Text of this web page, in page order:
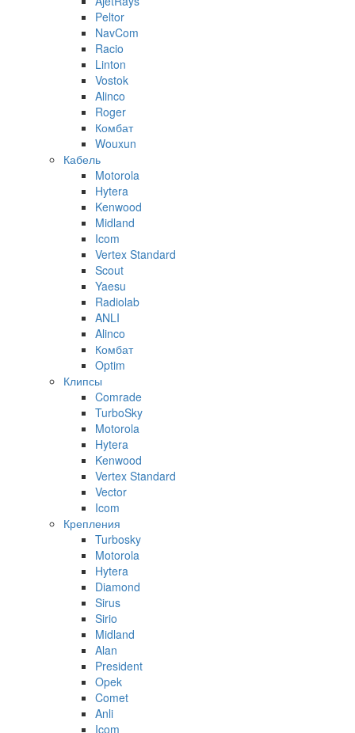
Peltor
NavCom
Racio
Linton
Vostok
Alinco
Roger
Комбат
Wouxun
Кабель
Motorola
Hytera
Kenwood
Midland
Icom
Vertex Standard
Scout
Yaesu
Radiolab
ANLI
Alinco
Комбат
Optim
Клипсы
Comrade
TurboSky
Motorola
Hytera
Kenwood
Vertex Standard
Vector
Icom
Крепления
Turbosky
Motorola
Hytera
Diamond
Sirus
Sirio
Midland
Alan
President
Opek
Comet
Anli
Icom